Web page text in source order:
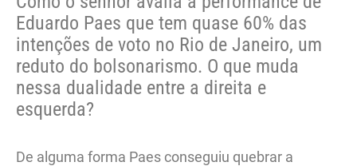
Eduardo Paes que tem quase 60% das
intenções de voto no Rio de Janeiro, um
reduto do bolsonarismo. O que muda
nessa dualidade entre a direita e
esquerda?
De alguma forma Paes conseguiu quebrar a